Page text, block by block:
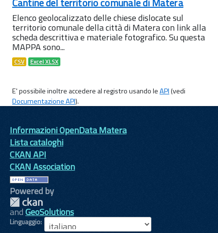
Elenco geolocalizzato delle chiese dislocate sul
territorio comunale della città di Matera con link alla
scheda descrittiva e materiale fotografico. Su questa
MAPPA sono...
CSV Excel XLSX
E' possibile inoltre accedere al registro usando leAPI(vedi
Documentazione API).
Informazioni OpenData Matera
Lista cataloghi
CKAN API
CKAN Association
Powered by
andGeoSolutions
Linguaggio